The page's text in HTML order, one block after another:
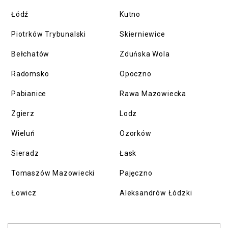
Łódź
Piotrków Trybunalski
Bełchatów
Radomsko
Pabianice
Zgierz
Wieluń
Sieradz
Tomaszów Mazowiecki
Łowicz
Kutno
Skierniewice
Zduńska Wola
Opoczno
Rawa Mazowiecka
Lodz
Ozorków
Łask
Pajęczno
Aleksandrów Łódzki